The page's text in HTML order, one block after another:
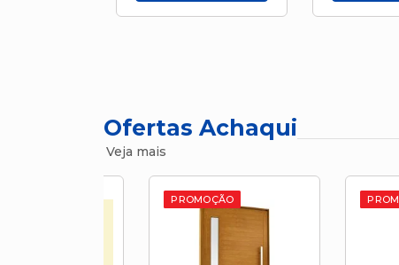
Ofertas Achaqui
Veja mais
PROMOÇÃO PROMOÇÃO